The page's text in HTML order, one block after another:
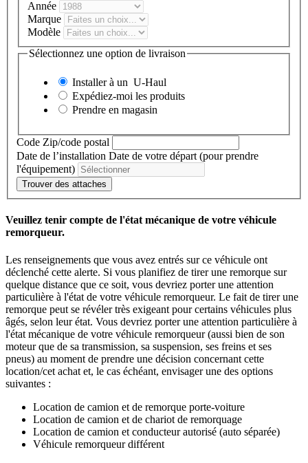
Année
Marque
Modèle
Sélectionnez une option de livraison
Installer à un U-Haul
Expédiez-moi les produits
Prendre en magasin
Code Zip/code postal
Date de l’installation Date de votre départ (pour prendre
l'équipement)
Trouver des attaches
Veuillez tenir compte de l'état mécanique de votre véhicule
remorqueur.
Les renseignements que vous avez entrés sur ce véhicule ont
déclenché cette alerte. Si vous planifiez de tirer une remorque sur
quelque distance que ce soit, vous devriez porter une attention
particulière à l'état de votre véhicule remorqueur. Le fait de tirer une
remorque peut se révéler très exigeant pour certains véhicules plus
âgés, selon leur état. Vous devriez porter une attention particulière à
l'état mécanique de votre véhicule remorqueur (aussi bien de son
moteur que de sa transmission, sa suspension, ses freins et ses
pneus) au moment de prendre une décision concernant cette
location/cet achat et, le cas échéant, envisager une des options
suivantes :
Location de camion et de remorque porte-voiture
Location de camion et de chariot de remorquage
Location de camion et conducteur autorisé (auto séparée)
Véhicule remorqueur différent